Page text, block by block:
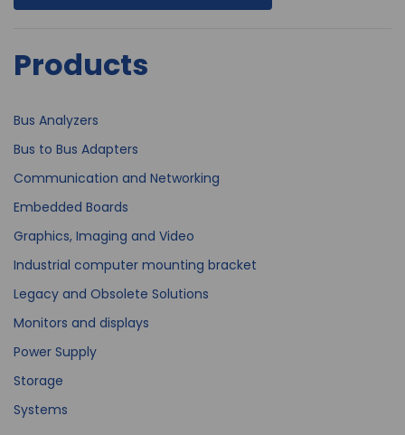
Products
Bus Analyzers
Bus to Bus Adapters
Communication and Networking
Embedded Boards
Graphics, Imaging and Video
Industrial computer mounting bracket
Legacy and Obsolete Solutions
Monitors and displays
Power Supply
Storage
Systems